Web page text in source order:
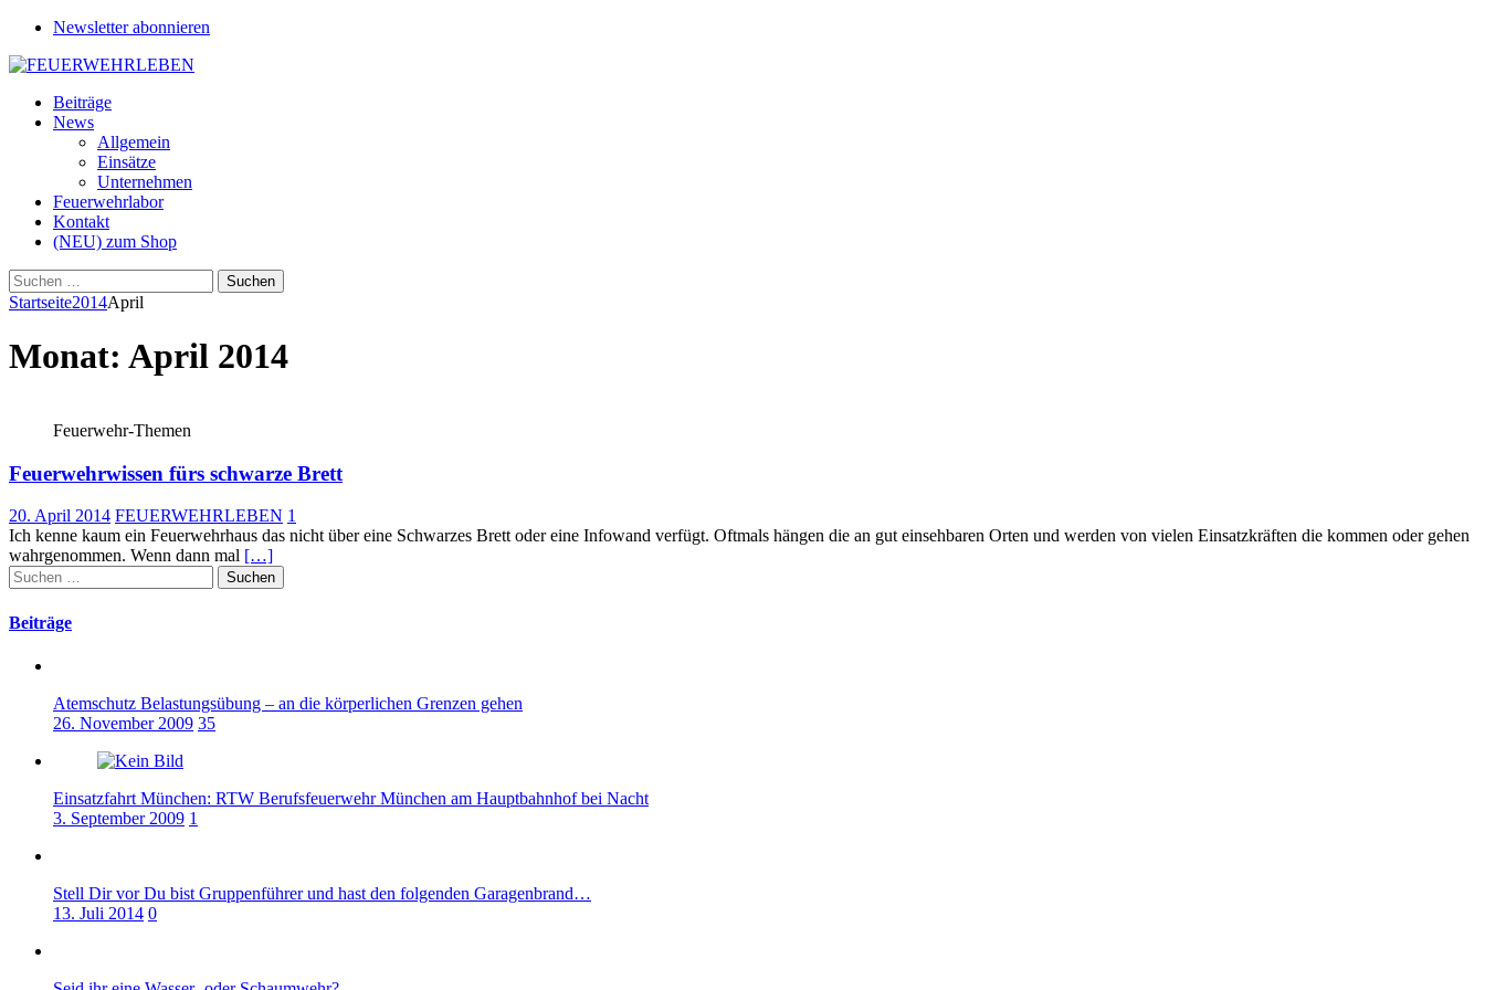
Newsletter abonnieren
Beiträge
News
Allgemein
Einsätze
Unternehmen
Feuerwehrlabor
Kontakt
(NEU) zum Shop
Suchen
nach:
Startseite2014April
Monat: April 2014
Feuerwehr-Themen
Feuerwehrwissen fürs schwarze Brett
20. April 2014 FEUERWEHRLEBEN 1
Ich kenne kaum ein Feuerwehrhaus das nicht über eine Schwarzes Brett oder eine Infowand verfügt. Oftmals hängen die an gut einsehbaren Orten und werden von vielen Einsatzkräften die kommen oder gehen
wahrgenommen. Wenn dann mal […]
Suchen
nach:
Beiträge
Atemschutz Belastungsübung – an die körperlichen Grenzen gehen
26. November 2009 35
Einsatzfahrt München: RTW Berufsfeuerwehr München am Hauptbahnhof bei Nacht
3. September 2009 1
Stell Dir vor Du bist Gruppenführer und hast den folgenden Garagenbrand…
13. Juli 2014 0